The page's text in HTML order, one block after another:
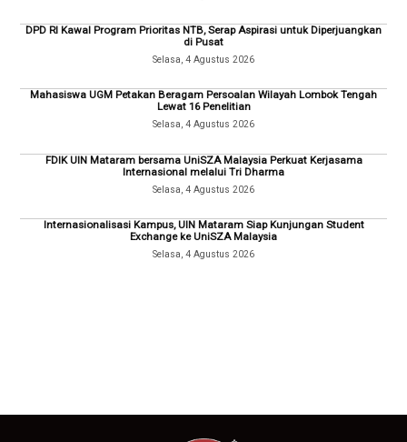
DPD RI Kawal Program Prioritas NTB, Serap Aspirasi untuk Diperjuangkan
di Pusat
Selasa, 4 Agustus 2026
Mahasiswa UGM Petakan Beragam Persoalan Wilayah Lombok Tengah
Lewat 16 Penelitian
Selasa, 4 Agustus 2026
FDIK UIN Mataram bersama UniSZA Malaysia Perkuat Kerjasama
Internasional melalui Tri Dharma
Selasa, 4 Agustus 2026
Internasionalisasi Kampus, UIN Mataram Siap Kunjungan Student
Exchange ke UniSZA Malaysia
Selasa, 4 Agustus 2026